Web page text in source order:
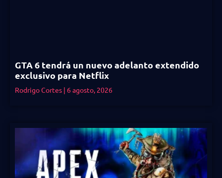
GTA 6 tendrá un nuevo adelanto extendido
exclusivo para Netflix
Rodrigo Cortes 6 agosto, 2026